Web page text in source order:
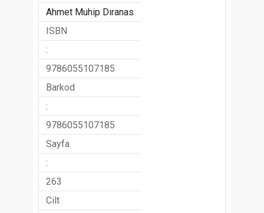
Ahmet Muhip Dıranas
ISBN
:
9786055107185
Barkod
:
9786055107185
Sayfa
:
263
Cilt